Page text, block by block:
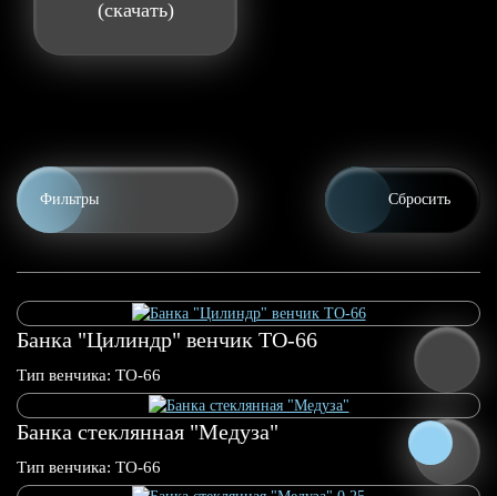
(скачать)
Фильтры Сбросить
0.25 л 0.5 л
Банка "Цилиндр" венчик ТО-66
Тип венчика: ТО-66
0.25 л 0.5 л
Банка cтеклянная "Медуза"
Тип венчика: ТО-66
0.25 л 0.5 л 0.75 л